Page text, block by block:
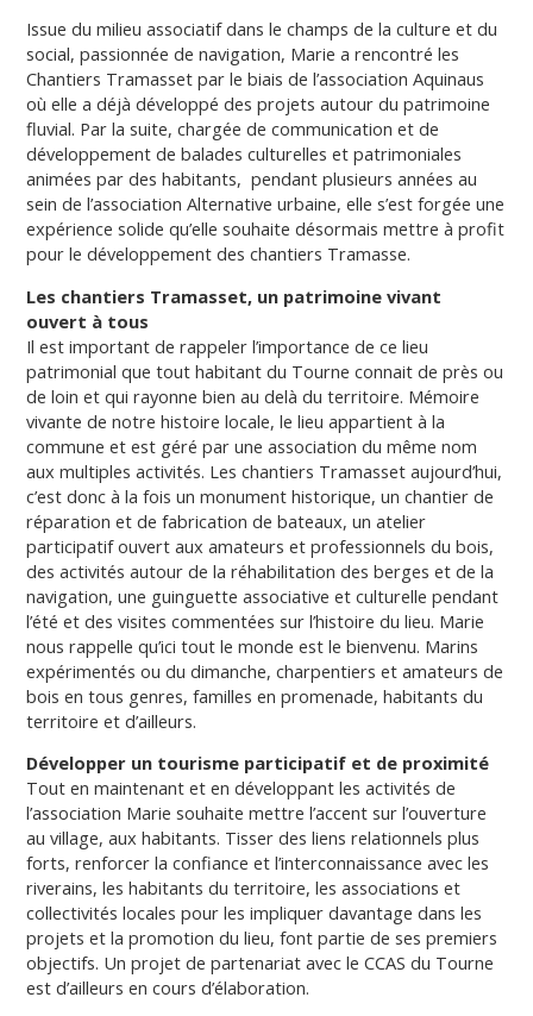
Issue du milieu associatif dans le champs de la culture et du
social, passionnée de navigation, Marie a rencontré les
Chantiers Tramasset par le biais de l’association Aquinaus
où elle a déjà développé des projets autour du patrimoine
fluvial. Par la suite, chargée de communication et de
développement de balades culturelles et patrimoniales
animées par des habitants, pendant plusieurs années au
sein de l’association Alternative urbaine, elle s’est forgée une
expérience solide qu’elle souhaite désormais mettre à profit
pour le développement des chantiers Tramasse.
Les chantiers Tramasset, un patrimoine vivant
ouvert à tous
Il est important de rappeler l’importance de ce lieu
patrimonial que tout habitant du Tourne connait de près ou
de loin et qui rayonne bien au delà du territoire. Mémoire
vivante de notre histoire locale, le lieu appartient à la
commune et est géré par une association du même nom
aux multiples activités. Les chantiers Tramasset aujourd’hui,
c’est donc à la fois un monument historique, un chantier de
réparation et de fabrication de bateaux, un atelier
participatif ouvert aux amateurs et professionnels du bois,
des activités autour de la réhabilitation des berges et de la
navigation, une guinguette associative et culturelle pendant
l’été et des visites commentées sur l’histoire du lieu. Marie
nous rappelle qu’ici tout le monde est le bienvenu. Marins
expérimentés ou du dimanche, charpentiers et amateurs de
bois en tous genres, familles en promenade, habitants du
territoire et d’ailleurs.
Développer un tourisme participatif et de proximité
Tout en maintenant et en développant les activités de
l’association Marie souhaite mettre l’accent sur l’ouverture
au village, aux habitants. Tisser des liens relationnels plus
forts, renforcer la confiance et l’interconnaissance avec les
riverains, les habitants du territoire, les associations et
collectivités locales pour les impliquer davantage dans les
projets et la promotion du lieu, font partie de ses premiers
objectifs. Un projet de partenariat avec le CCAS du Tourne
est d’ailleurs en cours d’élaboration.